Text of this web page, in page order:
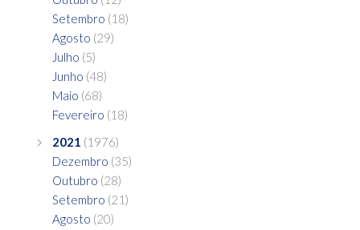
Setembro (18)
Agosto (29)
Julho (5)
Junho (48)
Maio (68)
Fevereiro (18)
2021 (1976)
Dezembro (35)
Outubro (28)
Setembro (21)
Agosto (20)